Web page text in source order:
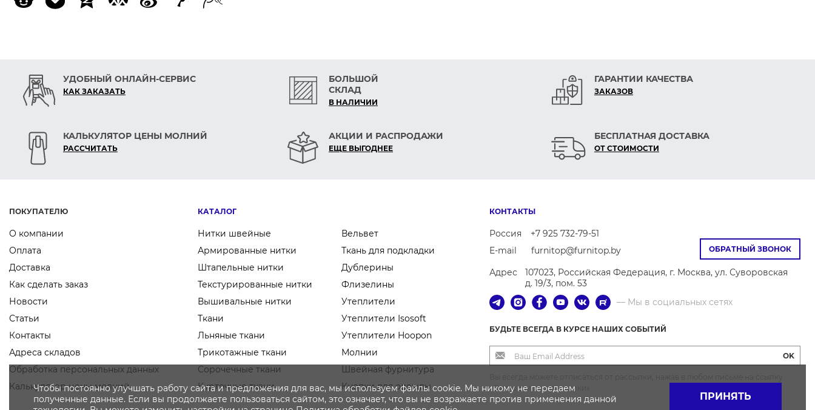
УДОБНЫЙ ОНЛАЙН-СЕРВИС
КАК ЗАКАЗАТЬ
БОЛЬШОЙ
СКЛАД
В НАЛИЧИИ
ГАРАНТИИ КАЧЕСТВА
ЗАКАЗОВ
КАЛЬКУЛЯТОР ЦЕНЫ МОЛНИЙ
РАСCЧИТАТЬ
АКЦИИ И РАСПРОДАЖИ
ЕЩЕ ВЫГОДНЕЕ
БЕСПЛАТНАЯ ДОСТАВКА
ОТ СТОИМОСТИ
ПОКУПАТЕЛЮ
О компании
Оплата
Доставка
Как сделать заказ
Новости
Статьи
Контакты
Адреса складов
Обработка персональных данных
Калькулятор цены молний
КАТАЛОГ
Нитки швейные
Армированные нитки
Штапельные нитки
Текстурированные нитки
Вышивальные нитки
Ткани
Льняные ткани
Трикотажные ткани
Сорочечные ткани
Курточные ткани
Вельвет
Ткань для подкладки
Дублерины
Флизелины
Утеплители
Утеплители Isosoft
Утеплители Hoopon
Молнии
Швейная фурнитура
Кнопки для одежды
ОБРАТНЫЙ ЗВОНОК
КОНТАКТЫ
Россия
+7 925 732-79-51
E-mail
furnitop@furnitop.by
Адрес
107023, Российская Федерация, г. Москва, ул. Суворовская
д. 19/3, пом. 53
— Мы в социальных сетях
БУДЬТЕ ВСЕГДА В КУРСЕ НАШИХ СОБЫТИЙ
OK
«Отписаться от рассылки»
Чтобы постоянно улучшать работу сайта и предложения для вас, мы используем файлы cookie. Мы никому не передаем
полученные данные. Если вы продолжаете пользоваться сайтом, это означает, что вы не возражаете против применения данной
ПРИНЯТЬ